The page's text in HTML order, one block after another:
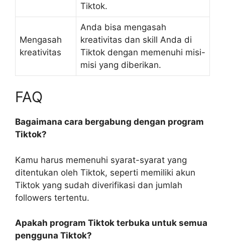
Tiktok.
Mengasah
kreativitas
Anda bisa mengasah
kreativitas dan skill Anda di
Tiktok dengan memenuhi misi-
misi yang diberikan.
FAQ
Bagaimana cara bergabung dengan program
Tiktok?
Kamu harus memenuhi syarat-syarat yang
ditentukan oleh Tiktok, seperti memiliki akun
Tiktok yang sudah diverifikasi dan jumlah
followers tertentu.
Apakah program Tiktok terbuka untuk semua
pengguna Tiktok?